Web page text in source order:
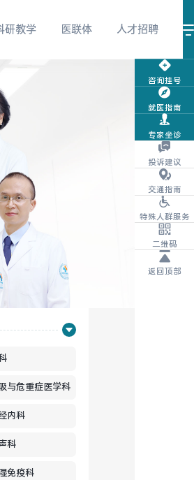
研教学 医联体 人才招聘
与危重症医学科
内科
科
免疫科
咨询挂号
就医指南
专家坐诊
投诉建议
交通指南
特殊人群服务
二维码
订阅号
购商城
返回顶部